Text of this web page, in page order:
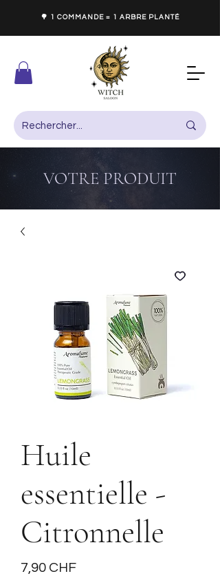
🌳 1 COMMANDE = 1 ARBRE PLANTÉ
VOTRE PRODUIT
Huile
essentielle -
Citronnelle
7,90 CHFPrix